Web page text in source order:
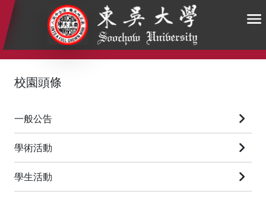
:::
校園頭條
一般公告
學術活動
學生活動